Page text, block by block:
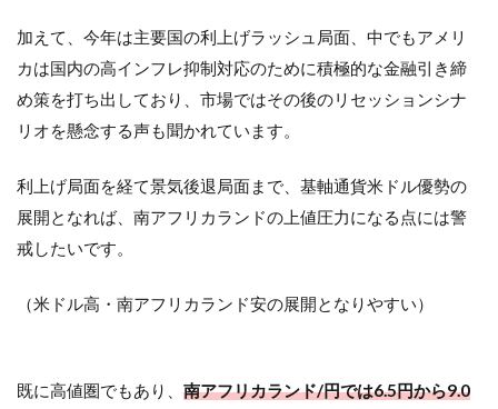
加えて、今年は主要国の利上げラッシュ局面、中でもアメリ
カは国内の高インフレ抑制対応のために積極的な金融引き締
め策を打ち出しており、市場ではその後のリセッションシナ
リオを懸念する声も聞かれています。
利上げ局面を経て景気後退局面まで、基軸通貨米ドル優勢の
展開となれば、南アフリカランドの上値圧力になる点には警
戒したいです。
（米ドル高・南アフリカランド安の展開となりやすい）
既に高値圏でもあり、 南アフリカランド/円では6.5円から9.0